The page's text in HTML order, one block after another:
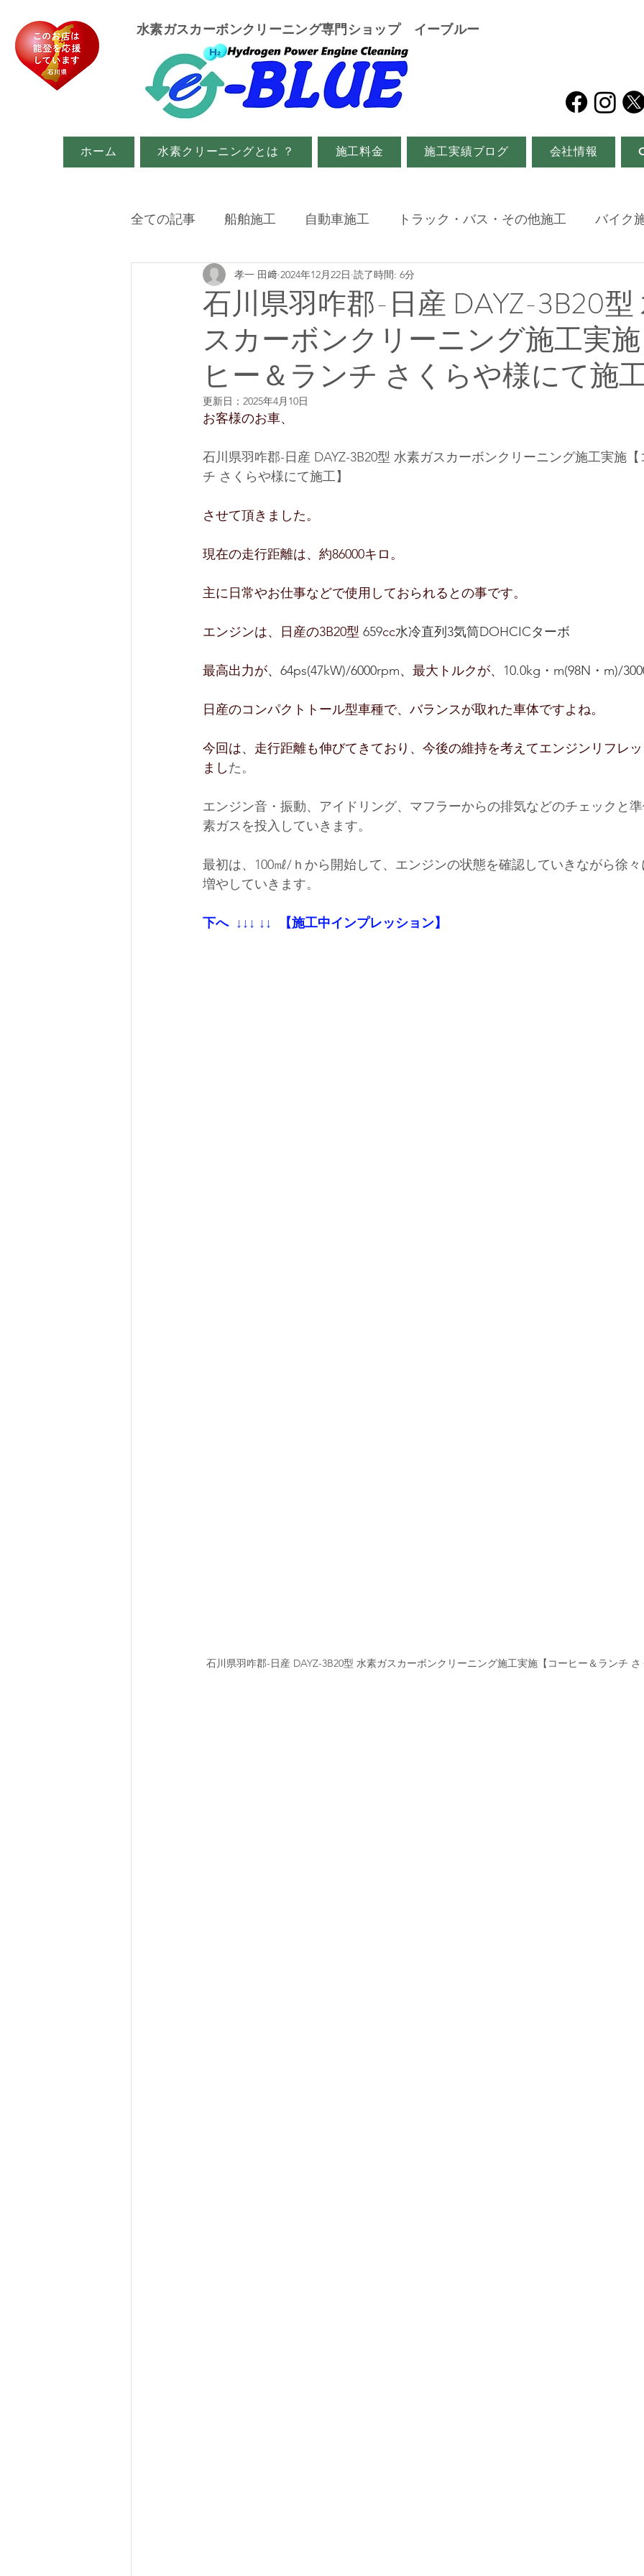
​水素ガスカーボンクリーニング専門ショップ イーブルー
ホーム 水素クリーニングとは ？ 施工料金 施工実績ブログ 会社情報
全ての記事 船舶施工 自動車施工 トラック・バス・その他施工 バイク
イベント・メディア関係
石川県羽咋郡-日産 DAYZ-3B20型
スカーボンクリーニング施工実
ヒー＆ランチ さくらや様にて施工
孝一 田﨑 2024年12月22日 読了時間: 6分
更新日： 2025年4月10日
お客様のお車、
石川県羽咋郡-日産 DAYZ-3B20型 水素ガスカーボンクリーニング施工実施
チ さくらや様にて施工】
させて頂きました。
現在の走行距離は、約86000キロ。
主に日常やお仕事などで使用しておられるとの事です。
エンジンは、日産の3B20型 659cc水冷直列3気筒DOHCICターボ
最高出力が、 64ps(47kW)/6000rpm、最大トルクが、 10.0kg・m(98N・m)/
日産のコンパクトトール型車種で、バランスが取れた車体ですよね。
今回は、走行距離も伸びてきており、今後の維持を考えてエンジンリフレ
ました。
エンジン音・振動、アイドリング、マフラーからの排気などのチェックと
素ガスを投入していきます。
最初は、100㎖/ｈから開始して、エンジンの状態を確認していきながら徐
増やしていきます。
下へ ↓↓↓ ↓↓ 【施工中インプレッション】
石川県羽咋郡-日産 DAYZ-3B20型 水素ガスカーボンクリーニング施工実施【コーヒー＆ランチ さ